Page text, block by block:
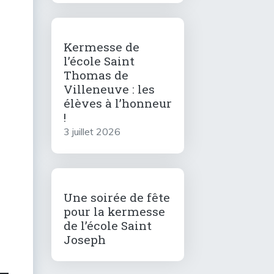
Kermesse de
l’école Saint
Thomas de
Villeneuve : les
élèves à l’honneur
!
3 juillet 2026
Une soirée de fête
pour la kermesse
de l’école Saint
Joseph